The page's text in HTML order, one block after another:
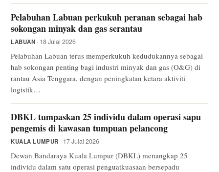
Pelabuhan Labuan perkukuh peranan sebagai hab
sokongan minyak dan gas serantau
LABUAN · 18 Julai 2026
Pelabuhan Labuan terus memperkukuh kedudukannya sebagai
hab sokongan penting bagi industri minyak dan gas (O&G) di
rantau Asia Tenggara, dengan peningkatan ketara aktiviti
logistik…
DBKL tumpaskan 25 individu dalam operasi sapu
pengemis di kawasan tumpuan pelancong
KUALA LUMPUR · 17 Julai 2026
Dewan Bandaraya Kuala Lumpur (DBKL) menangkap 25
individu dalam satu operasi penguatkuasaan bersepadu